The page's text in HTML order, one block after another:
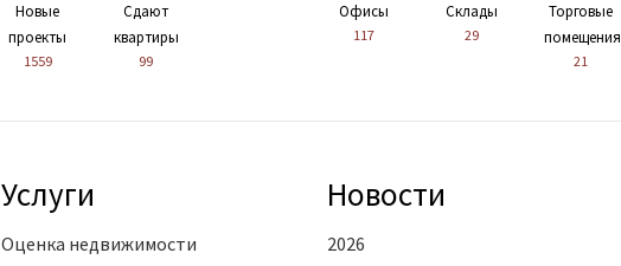
Новые
проекты
1559
Сдают
квартиры
99
Офисы
117
Склады
29
Торговые
помещения
21
Услуги
Оценка недвижимости
Новости
2026